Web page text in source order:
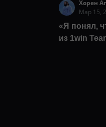
Хорен
Мар 15,
«Я понял,
из 1win